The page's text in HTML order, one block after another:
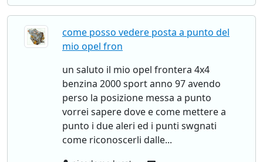
come posso vedere posta a punto del
mio opel fron
un saluto il mio opel frontera 4x4
benzina 2000 sport anno 97 avendo
perso la posizione messa a punto
vorrei sapere dove e come mettere a
punto i due aleri ed i punti swgnati
come riconoscerli dalle...